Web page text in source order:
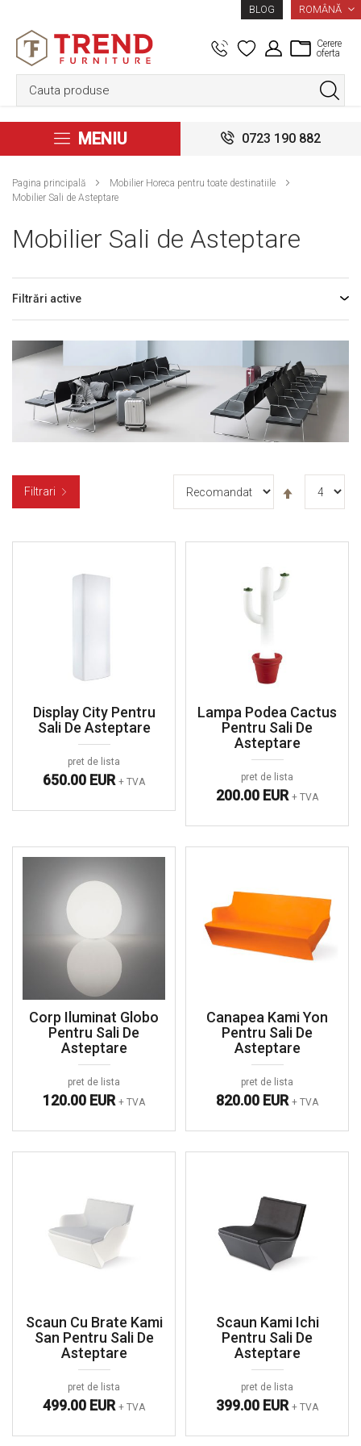
BLOG LIMBA
ROMÂNĂ
Cerere
oferta
MENIU 0723 190 882
Pagina principală
Mobilier Horeca pentru toate destinatiile
Mobilier Sali de Asteptare
Mobilier Sali de Asteptare
Filtrari
Setați
Display City Pentru
Sali De Asteptare
pret de lista
650.00 EUR + TVA
Lampa Podea Cactus
Pentru Sali De
Asteptare
pret de lista
200.00 EUR + TVA
Corp Iluminat Globo
Pentru Sali De
Asteptare
pret de lista
120.00 EUR + TVA
Canapea Kami Yon
Pentru Sali De
Asteptare
pret de lista
820.00 EUR + TVA
Scaun Cu Brate Kami
San Pentru Sali De
Asteptare
pret de lista
499.00 EUR + TVA
Scaun Kami Ichi
Pentru Sali De
Asteptare
pret de lista
399.00 EUR + TVA
Filtrări active